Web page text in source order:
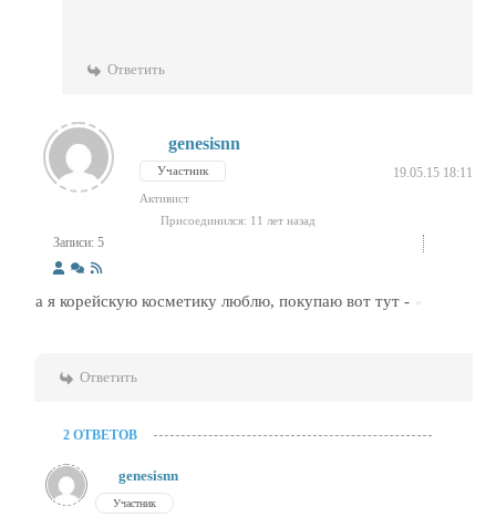
Ответить
Записи: 5
genesisnn
Участник 19.05.15 18:11
Активист
Присоединился: 11 лет назад
а я корейскую косметику люблю, покупаю вот тут -
Ответить
2 ОТВЕТОВ
genesisnn
Участник